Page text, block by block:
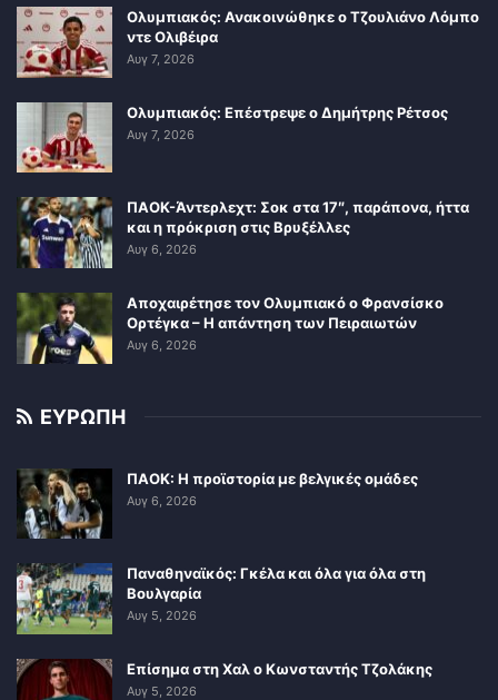
Ολυμπιακός: Ανακοινώθηκε ο Τζουλιάνο Λόμπο
ντε Ολιβέιρα
Αυγ 7, 2026
Ολυμπιακός: Επέστρεψε ο Δημήτρης Ρέτσος
Αυγ 7, 2026
ΠΑΟΚ-Άντερλεχτ: Σοκ στα 17″, παράπονα, ήττα
και η πρόκριση στις Βρυξέλλες
Αυγ 6, 2026
Αποχαιρέτησε τον Ολυμπιακό ο Φρανσίσκο
Ορτέγκα – Η απάντηση των Πειραιωτών
Αυγ 6, 2026
ΕΥΡΩΠΗ
ΠΑΟΚ: Η προϊστορία με βελγικές ομάδες
Αυγ 6, 2026
Παναθηναϊκός: Γκέλα και όλα για όλα στη
Βουλγαρία
Αυγ 5, 2026
Επίσημα στη Χαλ ο Κωνσταντής Τζολάκης
Αυγ 5, 2026